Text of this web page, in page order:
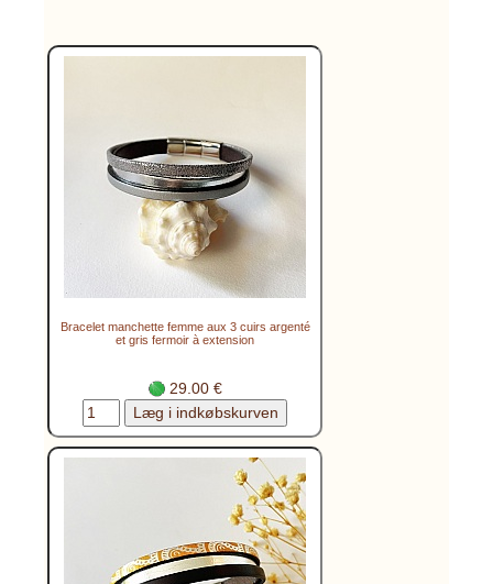
Bracelet manchette femme aux 3 cuirs argenté
et gris fermoir à extension
29.00 €